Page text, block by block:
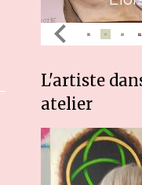
L'artiste
atelier